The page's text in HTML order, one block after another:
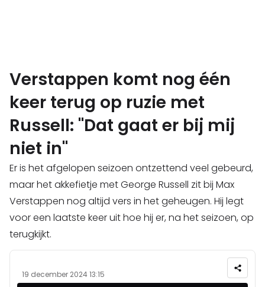
Verstappen komt nog één
keer terug op ruzie met
Russell: "Dat gaat er bij mij
niet in"
Er is het afgelopen seizoen ontzettend veel gebeurd,
maar het akkefietje met George Russell zit bij Max
Verstappen nog altijd vers in het geheugen. Hij legt
voor een laatste keer uit hoe hij er, na het seizoen, op
terugkijkt.
19 december 2024 13:15